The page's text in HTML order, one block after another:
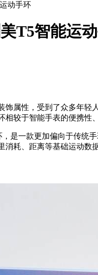
动手环
T5智能运
饰属性，受到了众多年
较于智能手表的便携性
是一款更加偏向于传统
耗、距离等基础运动